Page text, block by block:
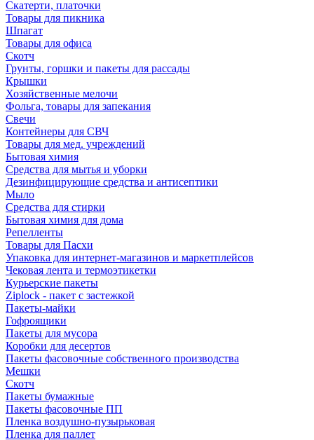
Скатерти, платочки
Товары для пикника
Шпагат
Товары для офиса
Скотч
Грунты, горшки и пакеты для рассады
Крышки
Хозяйственные мелочи
Фольга, товары для запекания
Свечи
Контейнеры для СВЧ
Товары для мед. учреждений
Бытовая химия
Средства для мытья и уборки
Дезинфицирующие средства и антисептики
Мыло
Средства для стирки
Бытовая химия для дома
Репелленты
Товары для Пасхи
Упаковка для интернет-магазинов и маркетплейсов
Чековая лента и термоэтикетки
Курьерские пакеты
Ziplock - пакет с застежкой
Пакеты-майки
Гофроящики
Пакеты для мусора
Коробки для десертов
Пакеты фасовочные собственного производства
Мешки
Скотч
Пакеты бумажные
Пакеты фасовочные ПП
Пленка воздушно-пузырьковая
Пленка для паллет